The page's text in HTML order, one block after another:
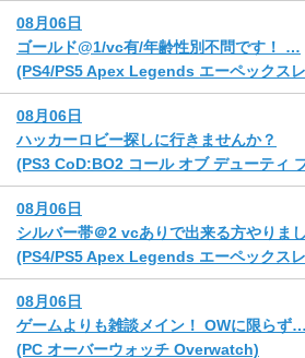
08月06日
ゴールド@1/vc有/年齢性別不問です！ …
(PS4/PS5 Apex Legends エーペックス
08月06日
ハッカーロビー探しに行きませんか？
(PS3 CoD:BO2 コール オブ デューティ
08月06日
シルバー帯＠2 vcありで出来る方やりま
(PS4/PS5 Apex Legends エーペックス
08月06日
ゲームよりも雑談メイン！ OWに限らず…
(PC オーバーウォッチ Overwatch)